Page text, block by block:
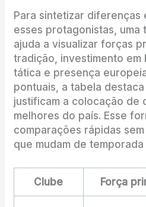
Para sintetizar diferenças
esses protagonistas, uma
ajuda a visualizar forças
tradição, investimento em
tática e presença
pontuais, a tabela
justificam a colocação de
melhores do país. Esse
comparações rápidas
que mudam de
Clube Força